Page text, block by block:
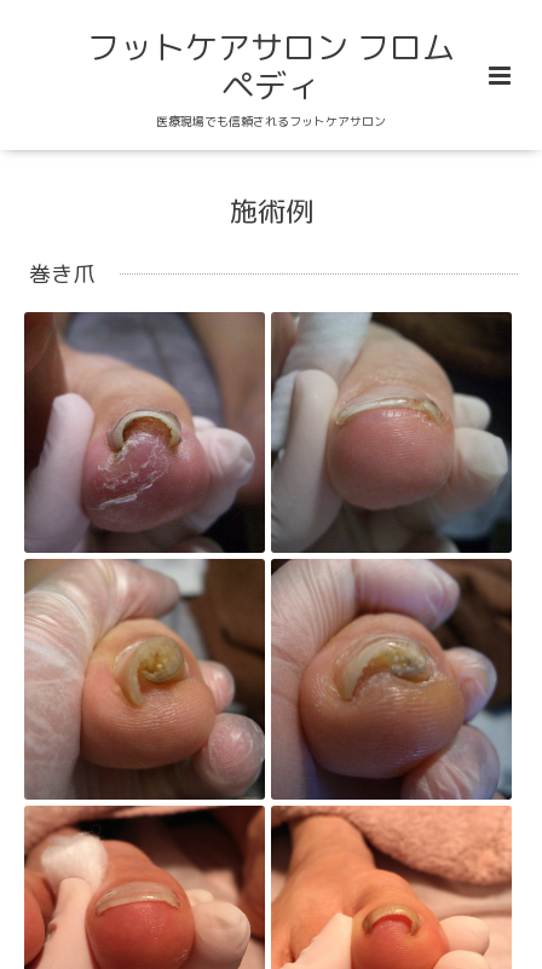
フットケアサロン フロム
ペディ
医療現場でも信頼されるフットケアサロン
施術例
巻き爪